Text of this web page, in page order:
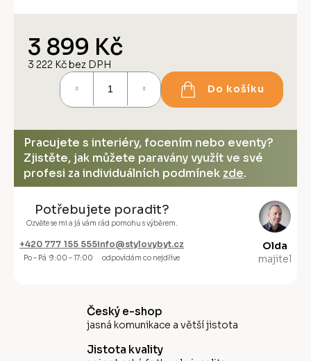
3 899 Kč
3 222 Kč bez DPH
Do košíku
Pracujete s interiéry, focením nebo eventy?
Zjistěte, jak můžete paravány využít ve své
profesi za individuálních podmínek zde.
Potřebujete poradit?
Ozvěte se mi a já vám rád pomohu s výběrem.
+420 777 155 555
Po – Pá 9:00 – 17:00
info@stylovybyt.cz
odpovídám co nejdříve
Olda
majitel
Český e-shop
jasná komunikace a větší jistota
Jistota kvality